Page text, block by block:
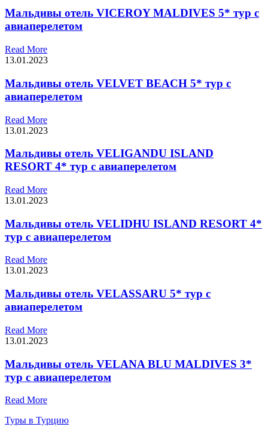
Мальдивы отель VICEROY MALDIVES 5* тур с
авиаперелетом
Read More
13.01.2023
Мальдивы отель VELVET BEACH 5* тур с
авиаперелетом
Read More
13.01.2023
Мальдивы отель VELIGANDU ISLAND
RESORT 4* тур с авиаперелетом
Read More
13.01.2023
Мальдивы отель VELIDHU ISLAND RESORT 4*
тур с авиаперелетом
Read More
13.01.2023
Мальдивы отель VELASSARU 5* тур с
авиаперелетом
Read More
13.01.2023
Мальдивы отель VELANA BLU MALDIVES 3*
тур с авиаперелетом
Read More
Туры в Турцию